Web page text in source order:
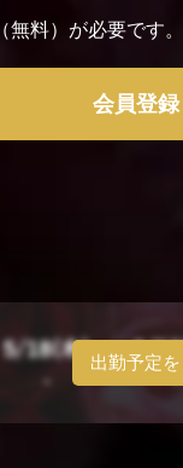
料）が必要です。
会員登録
出勤予定